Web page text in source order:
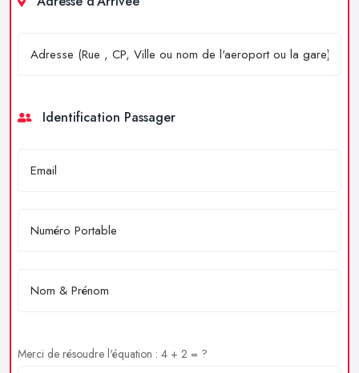
Identification Passager
Merci de résoudre l'équation : 4 + 2 = ?